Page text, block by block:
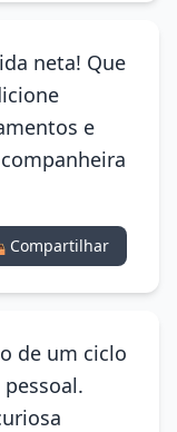
neta! Que
e
Compartilhar
de um ciclo